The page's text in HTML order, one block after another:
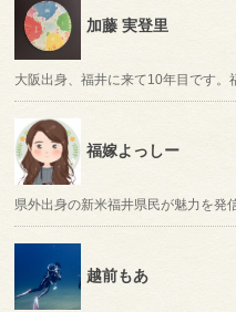
加藤 実登里
大阪出身、福井に来て10年目です。
福嫁よっしー
県外出身の新米福井県民が魅力を発
越前もあ